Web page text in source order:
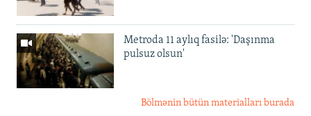
Metroda 11 aylıq fasilə: 'Daşınma
pulsuz olsun'
Bölmənin bütün materialları burada